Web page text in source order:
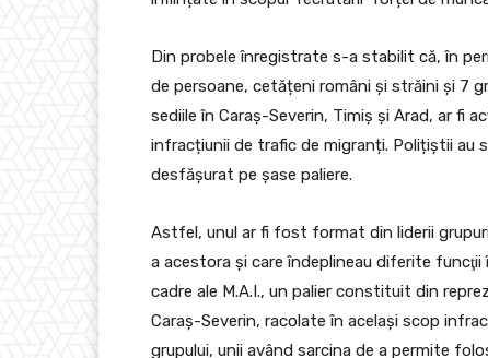
Din probele înregistrate s-a stabilit că, în
de persoane, cetățeni români și străini și 7
sediile în Caraș-Severin, Timiș și Arad, ar fi
infracțiunii de trafic de migranți. Polițiștii
desfășurat pe șase paliere.
Astfel, unul ar fi fost format din liderii
a acestora și care îndeplineau diferite
cadre ale M.A.I., un palier constituit din
Caraș-Severin, racolate în același scop
grupului, unii având sarcina de a permite